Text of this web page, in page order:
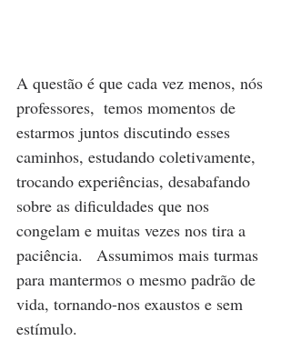
A questão é que cada vez menos, nós
professores,  temos momentos de
estarmos juntos discutindo esses
caminhos, estudando coletivamente,
trocando experiências, desabafando
sobre as dificuldades que nos
congelam e muitas vezes nos tira a
paciência.   Assumimos mais turmas
para mantermos o mesmo padrão de
vida, tornando-nos exaustos e sem
estímulo.